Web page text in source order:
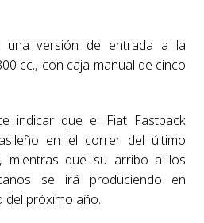
una versión de entrada a la
cc., con caja manual de cinco
indicar que el Fiat Fastback
en el correr del último
mientras que su arribo a los
se irá produciendo en
del próximo año.